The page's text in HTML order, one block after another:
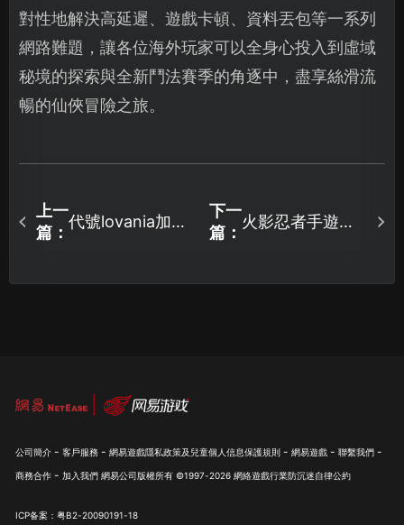
對性地解決高延遲、遊戲卡頓、資料丟包等一系列
網路難題，讓各位海外玩家可以全身心投入到虛域
秘境的探索與全新鬥法賽季的角逐中，盡享絲滑流
暢的仙俠冒險之旅。
上一
篇：
代號lovania加速
延遲！
下一
篇：
火影忍者手遊加
析！
公司簡介 - 客戶服務 - 網易遊戲隱私政策及兒童個人信息保護規則 - 網易遊戲 - 聯繫我們 -
商務合作 - 加入我們 網易公司版權所有 ©1997-2026 網絡遊戲行業防沉迷自律公約
ICP备案：粤B2-20090191-18